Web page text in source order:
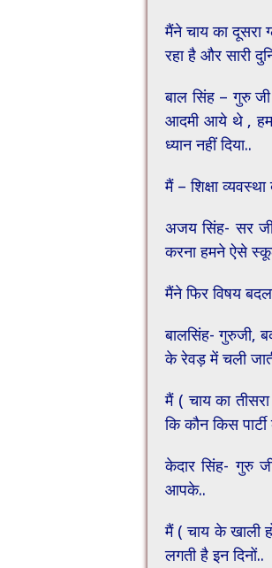
मैंने चाय का दूसरा
रहा है और सारी
बाल सिंह – गुरु
आदमी आये थे ,
ध्यान नहीं दिया..
मैं – शिक्षा
अजय सिंह- सर जी
करना हमने ऐसे
मैंने फिर विषय
बालसिंह- गुरुजी,
के रेवड़ में चली
मैं ( चाय का
कि कौन किस
केदार सिंह- गुरु
आपके..
मैं ( चाय के खाली
लगती है इन दिनों..